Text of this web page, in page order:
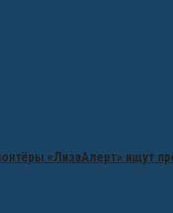
«ЛизаАлерт» ищут